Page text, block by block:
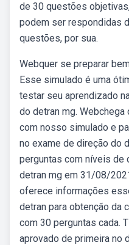
de 30 questões
podem ser respondidas
questões, por sua.
Webquer se preparar
Esse simulado é uma
testar seu aprendizado
do detran mg.
com nosso simulado e
no exame de direção do
perguntas com níveis de
detran mg em 31/08/
oferece informações
detran para obtenção da
com 30 perguntas cada.
aprovado de primeira no